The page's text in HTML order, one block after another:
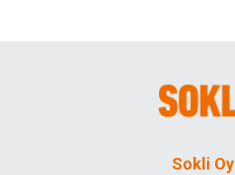
Sokli Oy